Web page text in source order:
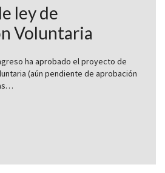
ley de
Voluntaria
ha aprobado el proyecto de
(aún pendiente de aprobación